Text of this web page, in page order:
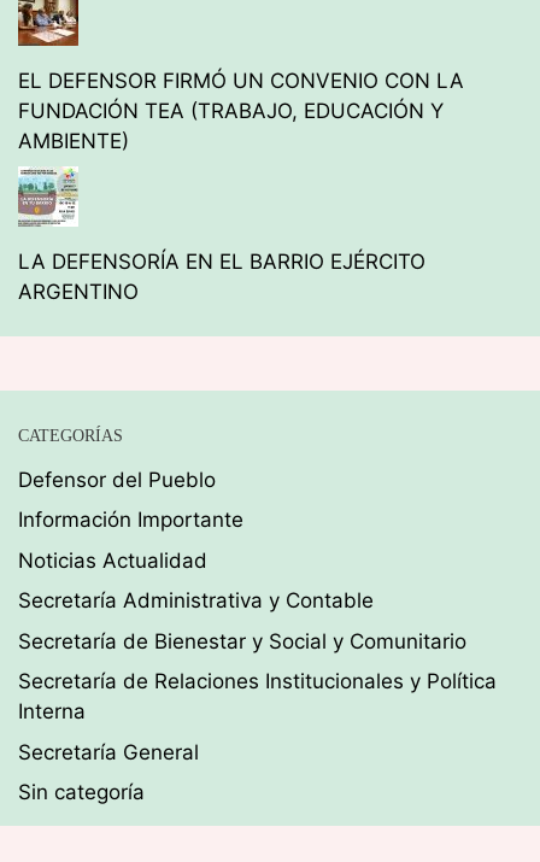
EL DEFENSOR FIRMÓ UN CONVENIO CON LA
FUNDACIÓN TEA (TRABAJO, EDUCACIÓN Y
AMBIENTE)
LA DEFENSORÍA EN EL BARRIO EJÉRCITO
ARGENTINO
CATEGORÍAS
Defensor del Pueblo
Información Importante
Noticias Actualidad
Secretaría Administrativa y Contable
Secretaría de Bienestar y Social y Comunitario
Secretaría de Relaciones Institucionales y Política
Interna
Secretaría General
Sin categoría